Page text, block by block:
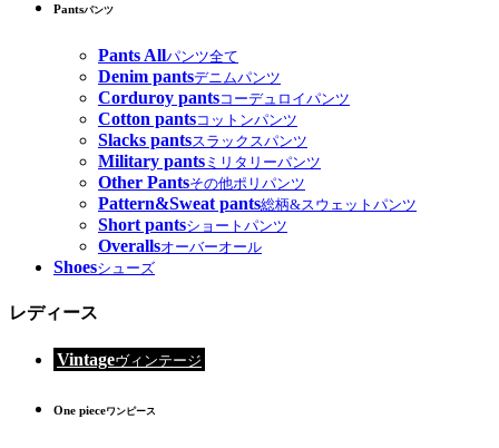
Pantsパンツ
Pants Allパンツ全て
Denim pantsデニムパンツ
Corduroy pantsコーデュロイパンツ
Cotton pantsコットンパンツ
Slacks pantsスラックスパンツ
Military pants ミリタリーパンツ
Other Pantsその他ポリパンツ
Pattern&Sweat pants総柄&スウェットパンツ
Short pantsショートパンツ
Overallsオーバーオール
Shoesシューズ
レディース
Vintageヴィンテージ
One pieceワンピース